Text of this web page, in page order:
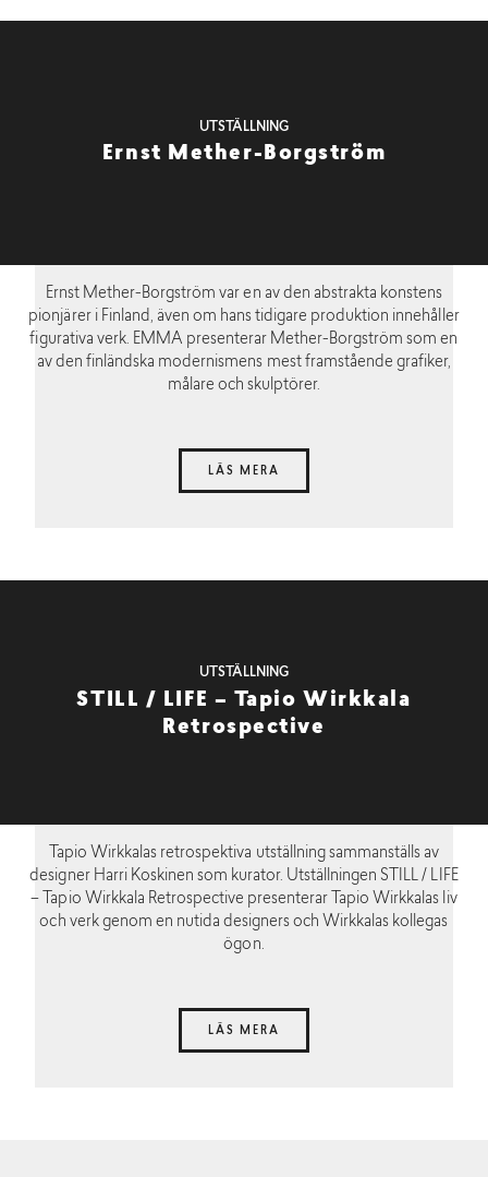
UTSTÄLLNING
Ernst Mether-Borgström
Ernst Mether-Borgström var en av den abstrakta konstens
pionjärer i Finland, även om hans tidigare produktion innehåller
figurativa verk. EMMA presenterar Mether-Borgström som en
av den finländska modernismens mest framstående grafiker,
målare och skulptörer.
LÄS MERA
UTSTÄLLNING
STILL / LIFE – Tapio Wirkkala
Retrospective
Tapio Wirkkalas retrospektiva utställning sammanställs av
designer Harri Koskinen som kurator. Utställningen STILL / LIFE
– Tapio Wirkkala Retrospective presenterar Tapio Wirkkalas liv
och verk genom en nutida designers och Wirkkalas kollegas
ögon.
LÄS MERA